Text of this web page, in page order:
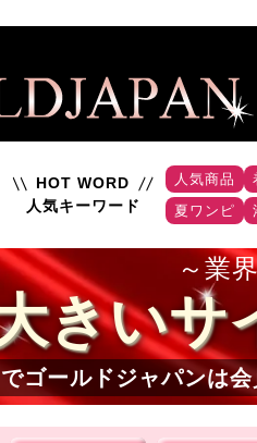
HOT WORD
人気キーワード
人気商品
夏ワンピ
業
きいサ
ゴールドジャパンは